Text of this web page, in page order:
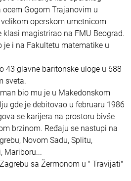
Gogom Trajanovim u
operskom umetnicom
klasi magistrirao na FMU Beograd.
je i na Fakultetu matematike u
43 glavne baritonske uloge u 688
sveta.
bio mu je u Makedonskom
gde je debitovao u februaru 1986
se karijera na prostoru bivše
brzinom. Ređaju se nastupi na
Novom Sadu, Splitu,
Mariboru...
sa Žermonom u " Travijati"